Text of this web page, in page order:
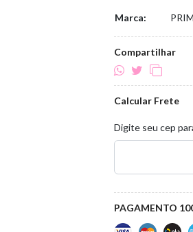
Marca:
Compartilhar
Calcular Frete
Digite seu cep
PAGAMENTO